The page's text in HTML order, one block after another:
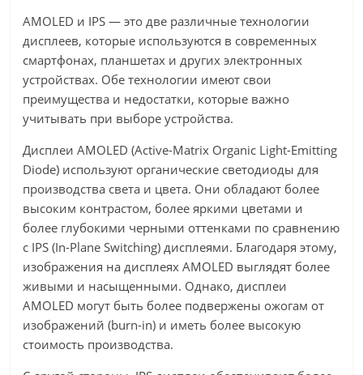
AMOLED и IPS — это две различные технологии
дисплеев, которые используются в современных
смартфонах, планшетах и других электронных
устройствах. Обе технологии имеют свои
преимущества и недостатки, которые важно
учитывать при выборе устройства.
Дисплеи AMOLED (Active-Matrix Organic Light-Emitting
Diode) используют органические светодиоды для
производства света и цвета. Они обладают более
высоким контрастом, более яркими цветами и
более глубокими черными оттенками по сравнению
с IPS (In-Plane Switching) дисплеями. Благодаря этому,
изображения на дисплеях AMOLED выглядят более
живыми и насыщенными. Однако, дисплеи
AMOLED могут быть более подвержены ожогам от
изображений (burn-in) и иметь более высокую
стоимость производства.